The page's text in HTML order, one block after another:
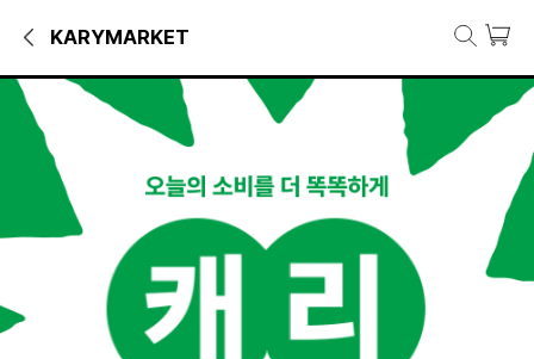
KARYMARKET
1만원대 추천 아이템 기획전
카테고리별 추천 아이템
KARY MADE 리빙/라이프